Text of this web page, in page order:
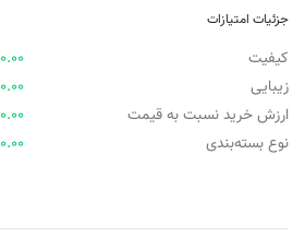
جزئیات امتیازات
کیفیت
زیبایی
ارزش خرید نسبت به قیمت
نوع بسته‌بندی
0.00
0.00
0.00
0.00